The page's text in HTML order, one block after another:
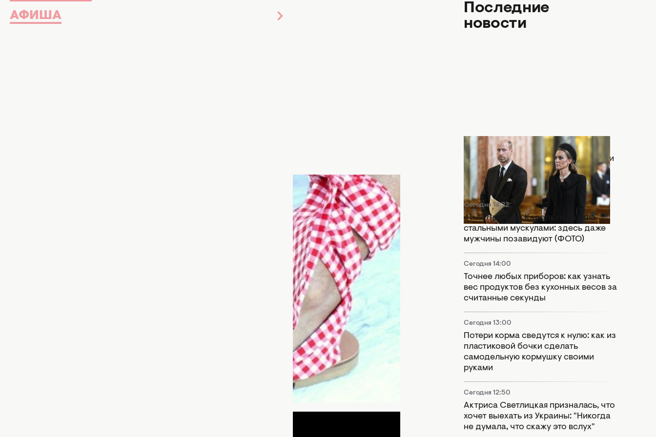
АФИША
Босоножки и сланцы, украшенные декоративными цветами, стразами и
даже фруктами вошли в ТОП-3 самой модной обуви июля 2023 года. Одна
из изюминок этой обуви — отсутствие подъема, который подчеркнет ваш
естественный рост, грацию и темперамент во время походки. Раньше мы
, а теперь расскажем, какую обувь
В моде — обувь, украшенная большим, пышным бантом. Такой дизайн
зрительно уменьшает ножку, подчеркивая ее утонченность. Бант может быть
любого цвета. Выберите любимые оттенки, или подходящие под ваш
гардероб. Банты могут быть в горошек, цветную абстракцию или выполнены
Последние
новости
28 минут назад
Раскол в монархии: Кейт Миддлтон и
принц Уильям попали в громкий
скандал
Сегодня 14:22
41-летняя Тина Кароль поразила
стальными мускулами: здесь даже
мужчины позавидуют (ФОТО)
Сегодня 14:00
Точнее любых приборов: как узнать
вес продуктов без кухонных весов за
считанные секунды
Сегодня 13:00
Потери корма сведутся к нулю: как из
пластиковой бочки сделать
самодельную кормушку своими
руками
Сегодня 12:50
Актриса Светлицкая призналась, что
хочет выехать из Украины: "Никогда
не думала, что скажу это вслух"